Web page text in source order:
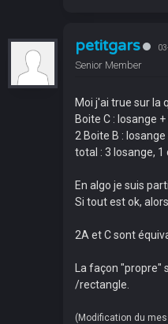
petitgars
Senior Member
Moi j'ai true sur la
Boite C : losange
2 Boite B :
total : 3 losange, 1
En algo je suis
Si tout est ok, alors
2A et C sont
La façon
/rectangle.
(Modification du